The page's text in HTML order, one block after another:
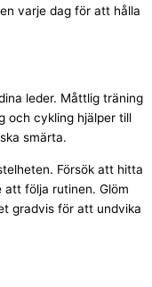
varje dag för att hålla
leder. Måttlig träning
och cykling hjälper till
smärta.
Försök att hitta
följa rutinen. Glöm
gradvis för att undvika